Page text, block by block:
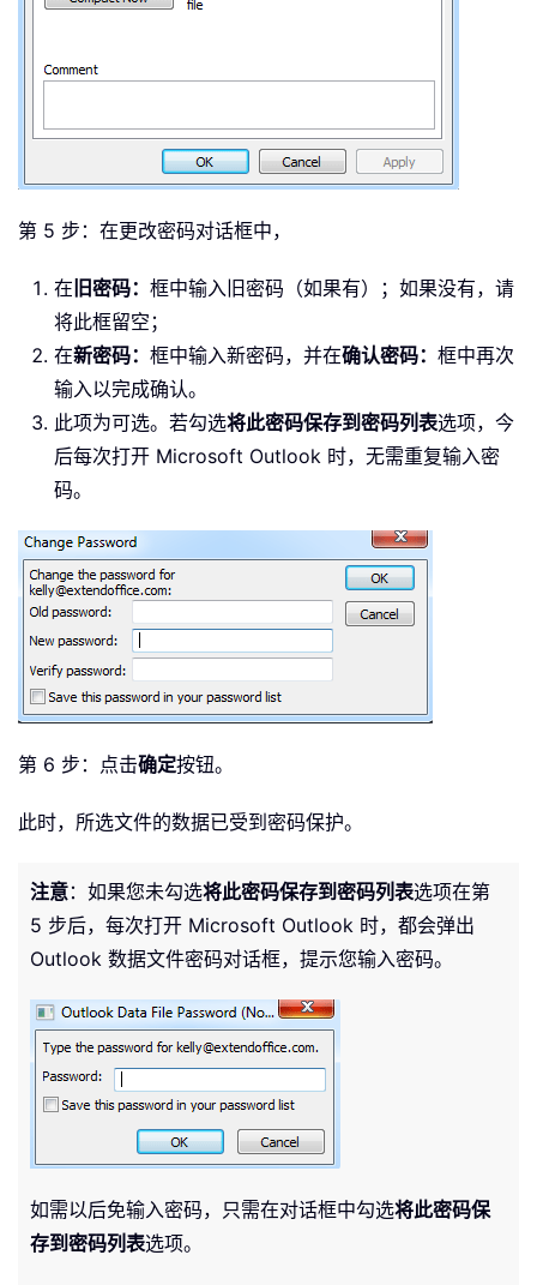
第 5 步：在更改密码对话框中，
在 旧密码： 框中输入旧密码（如果有）；如果没有，请
将此框留空；
在新密码： 框中输入新密码，并在确认密码： 框中再次
输入以完成确认。
此项为可选。若勾选将此密码保存到密码列表选项，今
后每次打开 Microsoft Outlook 时，无需重复输入密
码。
第 6 步：点击确定按钮。
此时，所选文件的数据已受到密码保护。
注意：如果您未勾选将此密码保存到密码列表选项在第
5 步后，每次打开 Microsoft Outlook 时，都会弹出
Outlook 数据文件密码对话框，提示您输入密码。
如需以后免输入密码，只需在对话框中勾选将此密码保
存到密码列表选项。